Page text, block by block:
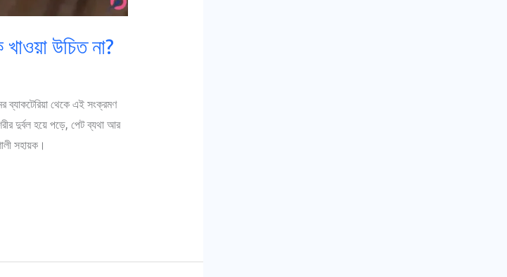
উচিত না?
ব্যাকটেরিয়া থেকে এই সংক্রমণ
দুর্বল হয়ে পড়ে, পেট ব্যথা আর
সহায়ক।